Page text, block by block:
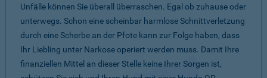
Unfälle können Sie überall überraschen. Egal ob zuhause oder
unterwegs. Schon eine scheinbar harmlose Schnittverletzung
durch eine Scherbe an der Pfote kann zur Folge haben, dass
Ihr Liebling unter Narkose operiert werden muss. Damit Ihre
finanziellen Mittel an dieser Stelle keine Ihrer Sorgen ist,